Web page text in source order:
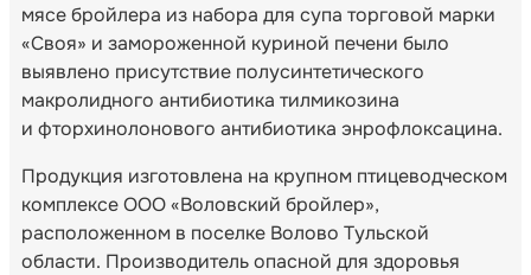
мясе бройлера из набора для супа торговой марки
«Своя» и замороженной куриной печени было
выявлено присутствие полусинтетического
макролидного антибиотика тилмикозина
и фторхинолонового антибиотика энрофлоксацина.
Продукция изготовлена на крупном птицеводческом
комплексе ООО «Воловский бройлер»,
расположенном в поселке Волово Тульской
области. Производитель опасной для здоровья